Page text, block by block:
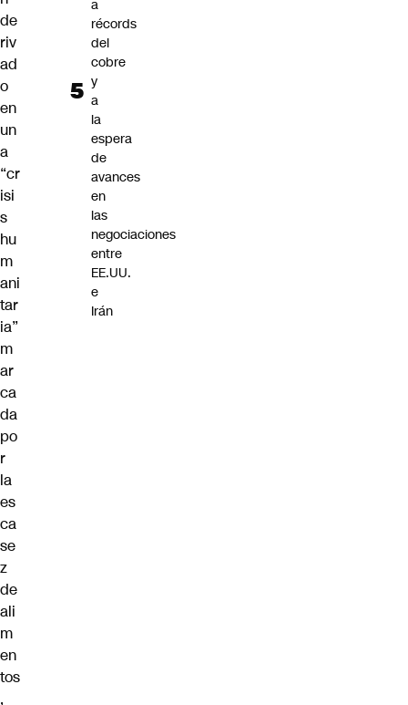
de
riv
ad
o
en
un
a
“cr
isi
s
hu
m
ani
tar
ia”
m
ar
ca
da
po
r
la
es
ca
se
z
de
ali
m
en
tos
,
a
récords
del
cobre
y
a
la
espera
de
avances
en
las
negociaciones
entre
EE.UU.
e
Irán